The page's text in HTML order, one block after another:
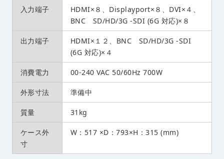
入力端子
HDMI×８、Displayport×８、DVI×４、
BNC SD/HD/3G -SDI (6G 対応)×８
出力端子
HDMI×１２、BNC SD/HD/3G -SDI
(6G 対応)×４
消費電力 00-240 VAC 50/60Hz 700W
外形寸法 準備中
質量 31kg
ケース外
寸
W：517 ×D：793×H：315 (mm)